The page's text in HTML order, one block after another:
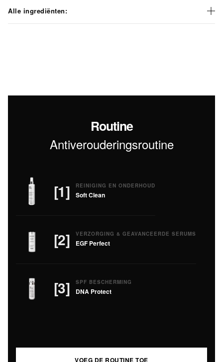
Alle ingrediënten:
Routine
Antiverouderingsroutine
[1] REINIGING EN ONDERHOUD
Soft Clean
[2] VERZORGING & GEAVANCEERDE SERUMS
EGF Perfect
[3] SPF BESCHERMING
DNA Protect